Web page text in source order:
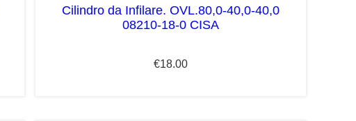
Cilindro da Infilare. OVL.80,0-40,0-40,0
08210-18-0 CISA
€18.00